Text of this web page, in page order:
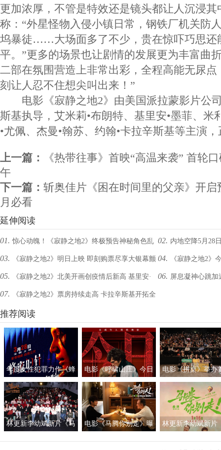
更加浓厚，不管是特效还是镜头都让人沉浸其
称：“外星怪物入侵小镇日常，钢铁厂机关防
坞暴徒……大场面多了不少，贵在惊吓巧思还
平。”更多的场景也让剧情的发展更为丰富曲
二部在氛围营造上非常出彩，全程高能无尿
刻让人忍不住想尖叫出来！”
电影《寂静之地2》由美国派拉蒙影片公司
斯基执导，艾米莉•布朗特、基里安•墨菲、米
•尤佩、杰曼•翰苏、约翰•卡拉辛斯基等主演
上一篇：
《热带往事》首映“高温来袭” 首轮
午
下一篇： 斩奥佳片《困在时间里的父亲》开启
月必看
延伸阅读
01. 惊心动魄！《寂静之地2》终极预告神秘角色乱
入末世追逃
02. 内地空降5月28
世界危机再起
03. 《寂静之地2》明日上映 即刻购票尽享大银幕颤
栗体验！
04. 《寂静之地2》
揭开神秘面纱
05. 《寂静之地2》北美开画创疫情后新高 基里安·
墨菲助阵悬疑惊悚更进一步
06. 屏息凝神心跳加
07. 《寂静之地2》票房持续走高 卡拉辛斯基开拓全
新末世危险升级惊悚加倍
推荐阅读
年度女性犯罪力作《蜂
蜜的针》定档3月28日
绝版影后阵容癫
电影《呼啸山庄》今日
上映
电影《拼桌》举办
礼及路演 白色情人
约搭子稳稳幸福
林更新李幼斌新片《马
电影《马腾你别走》曝
林更新李幼斌新片